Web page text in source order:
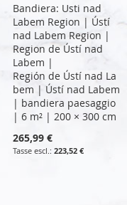
Bandiera: Usti nad
Labem Region | Ústí
nad Labem Region |
Region de Ústí nad
Labem |
Región de Ústí nad La
bem | Ústí nad Labem
| bandiera paesaggio
| 6 m² | 200 × 300 cm
265,99 €
223,52 €